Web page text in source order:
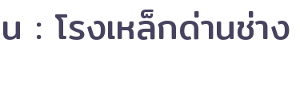
: โรงเหล็กด่านช่า